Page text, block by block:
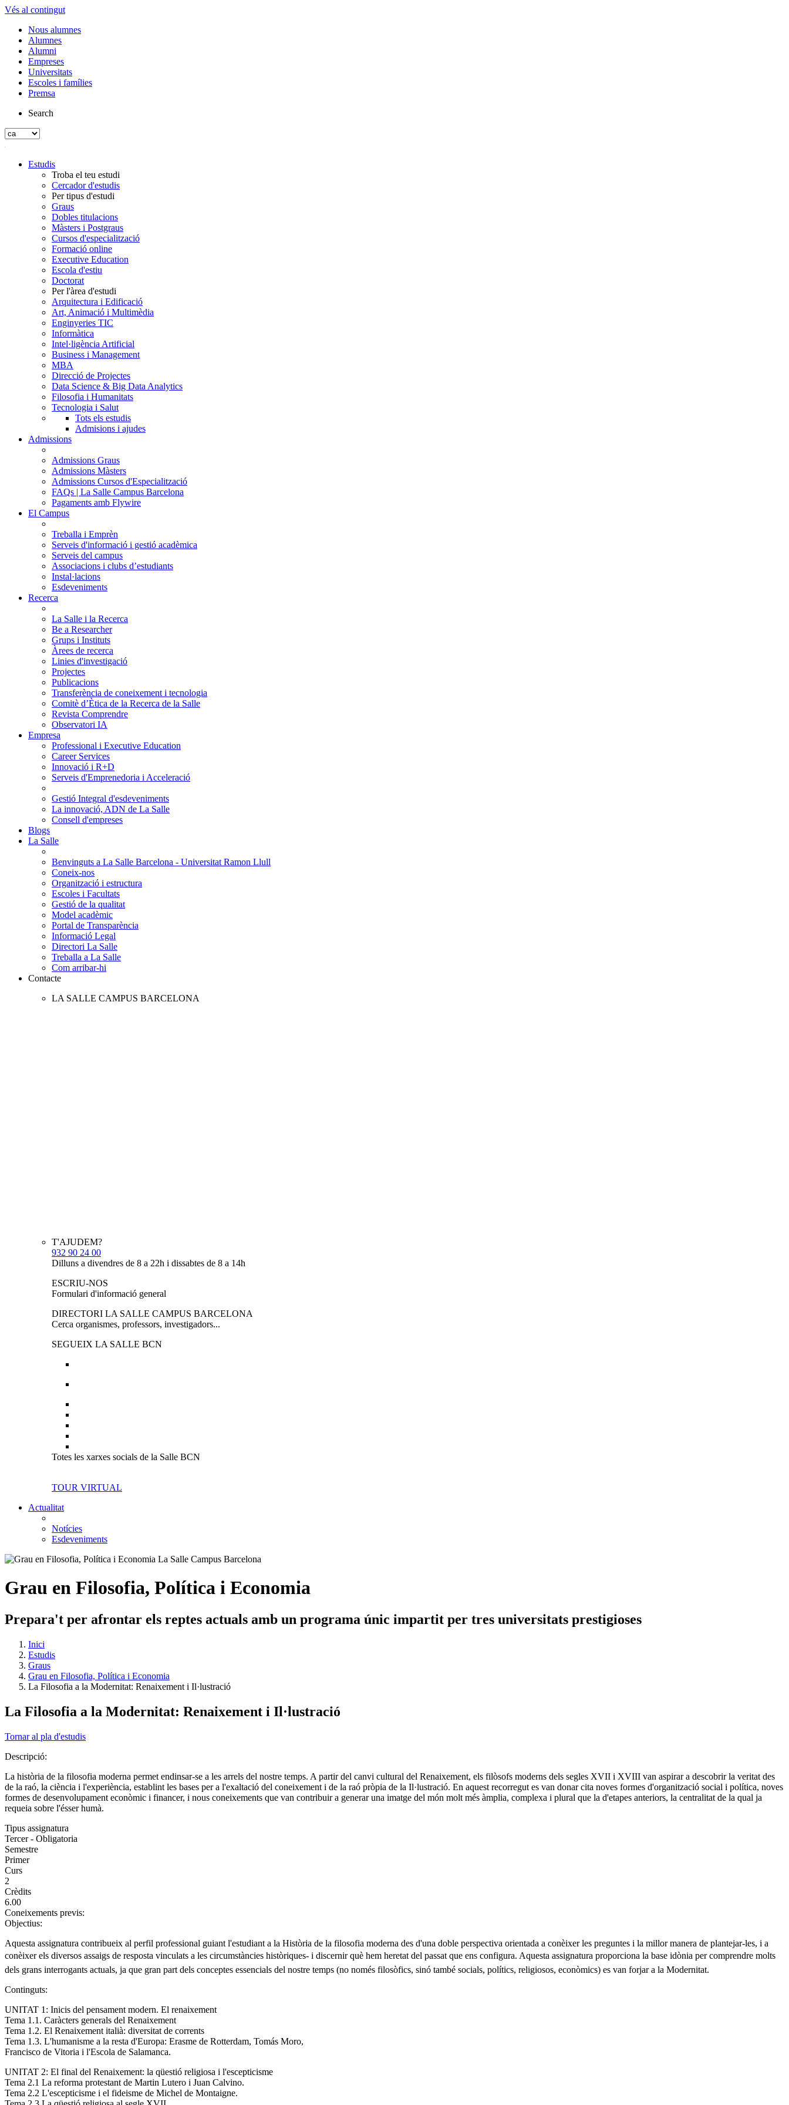
Vés al contingut
Nous alumnes
Alumnes
Alumni
Empreses
Universitats
Escoles i famílies
Premsa
Search
Estudis
Troba el teu estudi
Cercador d'estudis
Per tipus d'estudi
Graus
Dobles titulacions
Màsters i Postgraus
Cursos d'especialització
Formació online
Executive Education
Escola d'estiu
Doctorat
Per l'àrea d'estudi
Arquitectura i Edificació
Art, Animació i Multimèdia
Enginyeries TIC
Informàtica
Intel·ligència Artificial
Business i Management
MBA
Direcció de Projectes
Data Science & Big Data Analytics
Filosofia i Humanitats
Tecnologia i Salut
Tots els estudis
Admisions i ajudes
Admissions
Admissions Graus
Admissions Màsters
Admissions Cursos d'Especialització
FAQs | La Salle Campus Barcelona
Pagaments amb Flywire
El Campus
Treballa i Emprèn
Serveis d'informació i gestió acadèmica
Serveis del campus
Associacions i clubs d’estudiants
Instal·lacions
Esdeveniments
Recerca
La Salle i la Recerca
Be a Researcher
Grups i Instituts
Àrees de recerca
Linies d'investigació
Projectes
Publicacions
Transferència de coneixement i tecnologia
Comitè d’Ètica de la Recerca de la Salle
Revista Comprendre
Observatori IA
Empresa
Professional i Executive Education
Career Services
Innovació i R+D
Serveis d'Emprenedoria i Acceleració
Gestió Integral d'esdeveniments
La innovació, ADN de La Salle
Consell d'empreses
Blogs
La Salle
Benvinguts a La Salle Barcelona - Universitat Ramon Llull
Coneix-nos
Organització i estructura
Escoles i Facultats
Gestió de la qualitat
Model acadèmic
Portal de Transparència
Informació Legal
Directori La Salle
Treballa a La Salle
Com arribar-hi
Contacte
LA SALLE CAMPUS BARCELONA
T'AJUDEM?
932 90 24 00
Dilluns a divendres de 8 a 22h i dissabtes de 8 a 14h
ESCRIU-NOS
Formulari d'informació general
DIRECTORI LA SALLE CAMPUS BARCELONA
Cerca organismes, professors, investigadors...
SEGUEIX LA SALLE BCN
Totes les xarxes socials de la Salle BCN
TOUR VIRTUAL
Actualitat
Notícies
Esdeveniments
Grau en Filosofia, Política i Economia
Prepara't per afrontar els reptes actuals amb un programa únic impartit per tres universitats prestigioses
Inici
Estudis
Graus
Grau en Filosofia, Política i Economia
La Filosofia a la Modernitat: Renaixement i Il·lustració
La Filosofia a la Modernitat: Renaixement i Il·lustració
Tornar al pla d'estudis
Descripció:
La història de la filosofia moderna permet endinsar-se a les arrels del nostre temps. A partir del canvi cultural del Renaixement, els filòsofs moderns dels segles XVII i XVIII van aspirar a descobrir la veritat des
de la raó, la ciència i l'experiència, establint les bases per a l'exaltació del coneixement i de la raó pròpia de la Il·lustració. En aquest recorregut es van donar cita noves formes d'organització social i política, noves
formes de desenvolupament econòmic i financer, i nous coneixements que van contribuir a generar una imatge del món molt més àmplia, complexa i plural que la d'etapes anteriors, la centralitat de la qual ja
requeia sobre l'ésser humà.
Tipus assignatura
Tercer - Obligatoria
Semestre
Primer
Curs
2
Crèdits
6.00
Coneixements previs:
Objectius:
Aquesta assignatura contribueix al perfil professional guiant l'estudiant a la Història de la filosofia moderna des d'una doble perspectiva orientada a conèixer les preguntes i la millor manera de plantejar-les, i a
conèixer els diversos assaigs de resposta vinculats a les circumstàncies històriques- i discernir què hem heretat del passat que ens configura. Aquesta assignatura proporciona la base idònia per comprendre molts
dels grans interrogants actuals, ja que gran part dels conceptes essencials del nostre temps (no només filosòfics, sinó també socials, polítics, religiosos, econòmics) es van forjar a la Modernitat.
Continguts:
UNITAT 1: Inicis del pensament modern. El renaixement
Tema 1.1. Caràcters generals del Renaixement
Tema 1.2. El Renaixement italià: diversitat de corrents
Tema 1.3. L'humanisme a la resta d'Europa: Erasme de Rotterdam, Tomás Moro,
Francisco de Vitoria i l'Escola de Salamanca.
UNITAT 2: El final del Renaixement: la qüestió religiosa i l'escepticisme
Tema 2.1 La reforma protestant de Martin Lutero i Juan Calvino.
Tema 2.2 L'escepticisme i el fideisme de Michel de Montaigne.